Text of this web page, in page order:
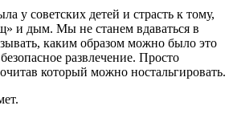
у советских детей и страсть к тому,
и дым. Мы не станем вдаваться в
каким образом можно было это
развлечение. Просто
который можно ностальгировать.